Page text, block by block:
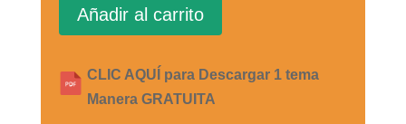
Añadir al carrito
CLIC AQUÍ para Descargar 1 tema
Manera GRATUITA